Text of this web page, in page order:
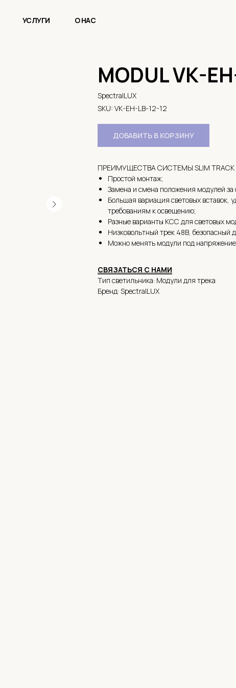
УСЛУГИ О НАС
MODUL VK-
SpectralLUX
SKU: VK-EH-LB-12-12
ДОБАВИТЬ В КОРЗИНУ
ПРЕИМУЩЕСТВА СИСТЕМЫ SLIM TRACK
Простой монтаж;
Замена и смена положения модулей за
Большая вариация световых вставок,
требованиям к освещению;
Разные варианты КСС для световых
Низковольтный трек 48В, безопасный
Можно менять модули под
СВЯЗАТЬСЯ С НАМИ
Тип светильника: Модули для трека
Бренд: SpectralLUX